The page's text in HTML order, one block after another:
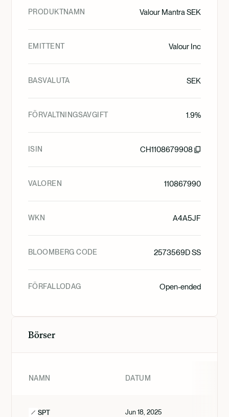
PRODUKTNAMN Valour Mantra SEK
EMITTENT Valour Inc
BASVALUTA SEK
FÖRVALTNINGSAVGIFT 1.9%
ISIN CH1108679908
VALOREN 110867990
WKN A4A5JF
BLOOMBERG CODE 2573569D SS
FÖRFALLODAG Open-ended
Börser
NAMN DATUM
SPT Jun 18, 2025